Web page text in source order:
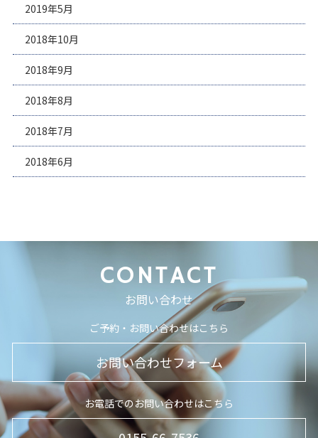
2019年5月
2018年10月
2018年9月
2018年8月
2018年7月
2018年6月
CONTACT
お問い合わせ
ご予約・お問い合わせはこちら
お問い合わせフォーム
お電話でのお問い合わせはこちら